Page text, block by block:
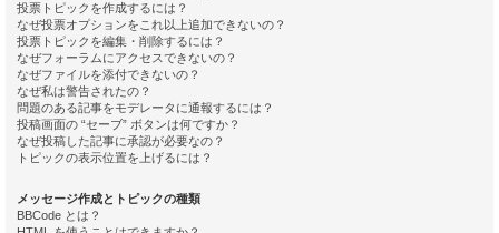
投票トピックを作成するには？
なぜ投票オプションをこれ以上追加できないの？
投票トピックを編集・削除するには？
なぜフォーラムにアクセスできないの？
なぜファイルを添付できないの？
なぜ私は警告されたの？
問題のある記事をモデレータに通報するには？
投稿画面の “セーブ” ボタンは何ですか？
なぜ投稿した記事に承認が必要なの？
トピックの表示位置を上げるには？
メッセージ作成とトピックの種類
BBCode とは？